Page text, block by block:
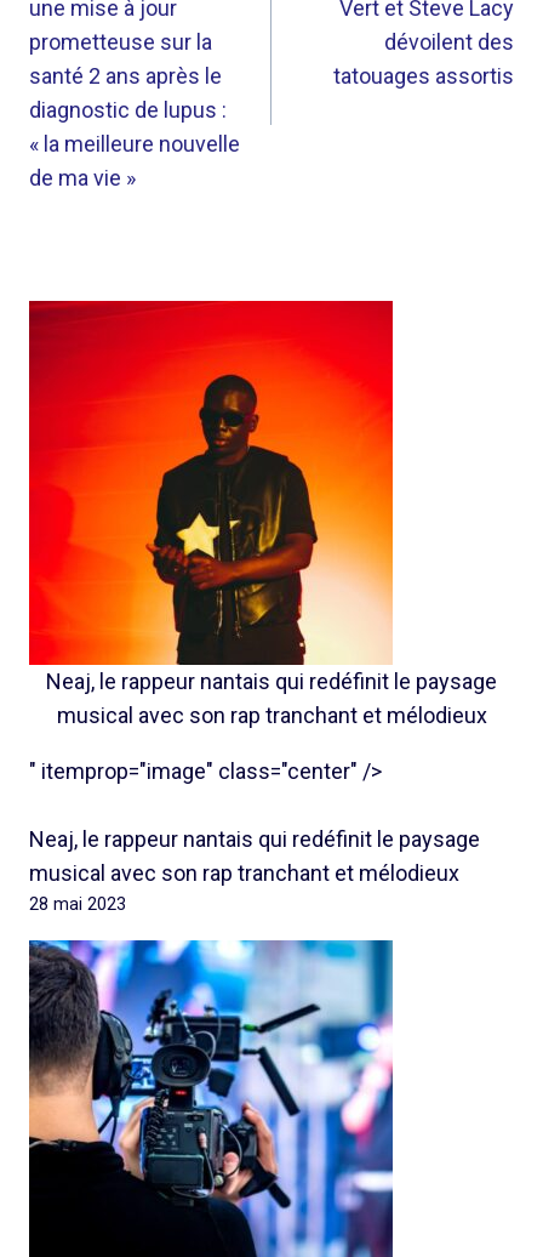
L’ARTICLE
une mise à jour
prometteuse sur la
santé 2 ans après le
diagnostic de lupus :
« la meilleure nouvelle
de ma vie »
Vert et Steve Lacy
dévoilent des
tatouages ​​assortis
Neaj, le rappeur nantais qui redéfinit le paysage
musical avec son rap tranchant et mélodieux
" itemprop="image" class="center" />
Neaj, le rappeur nantais qui redéfinit le paysage
musical avec son rap tranchant et mélodieux
28 mai 2023